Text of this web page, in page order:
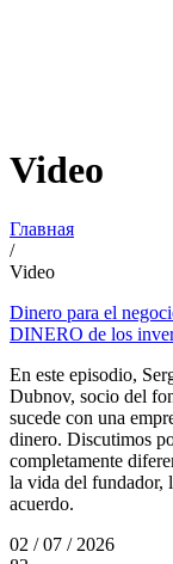
Video
Главная
/
Video
Dinero para el
DINERO de los
En este episodio,
Dubnov, socio del
sucede con una
dinero. Discutimos
completamente
la vida del fundador,
acuerdo.
02 / 07 / 2026